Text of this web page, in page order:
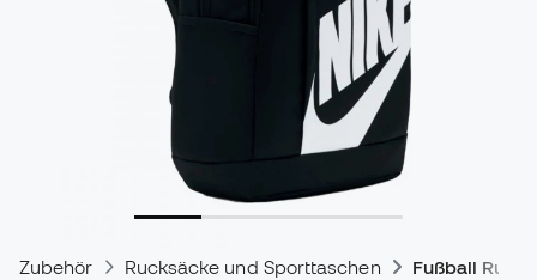
Zubehör Rucksäcke und Sporttaschen Fußball